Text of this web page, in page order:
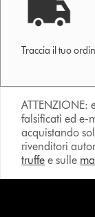
Traccia il tuo
ATTENZIONE:
falsificati ed e-
acquistando
rivenditori
truffe e sulle